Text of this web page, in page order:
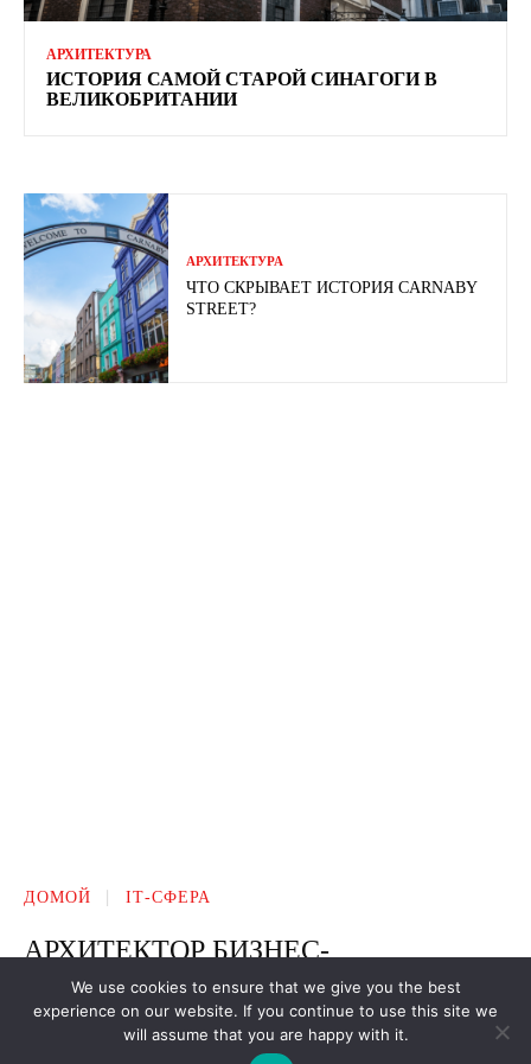
АРХИТЕКТУРА
ИСТОРИЯ САМОЙ СТАРОЙ СИНАГОГИ В
ВЕЛИКОБРИТАНИИ
АРХИТЕКТУРА
ЧТО СКРЫВАЕТ ИСТОРИЯ CARNABY
STREET?
We use cookies to ensure that we give you the best
experience on our website. If you continue to use this site we
will assume that you are happy with it.